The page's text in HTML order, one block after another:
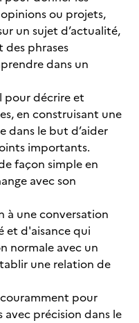
ou projets,
un sujet d’actualité,
des phrases
dans un
pour décrire et
en construisant une
dans le but d’aider
importants.
façon simple en
avec son
à une conversation
et d'aisance qui
normale avec un
une relation de
pour
précision dans le